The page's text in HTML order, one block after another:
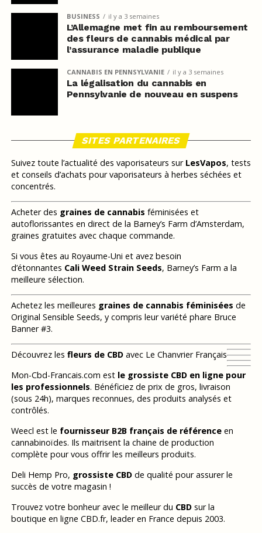
BUSINESS il y a 3 semaines
L’Allemagne met fin au remboursement
des fleurs de cannabis médical par
l’assurance maladie publique
CANNABIS EN PENNSYLVANIE il y a 3 semaines
La légalisation du cannabis en
Pennsylvanie de nouveau en suspens
SITES PARTENAIRES
Suivez toute l’actualité des vaporisateurs sur LesVapos, tests
et conseils d’achats pour vaporisateurs à herbes séchées et
concentrés.
Acheter des graines de cannabis féminisées et
autoflorissantes en direct de la Barney’s Farm d’Amsterdam,
graines gratuites avec chaque commande.
Si vous êtes au Royaume-Uni et avez besoin
d’étonnantes Cali Weed Strain Seeds, Barney’s Farm a la
meilleure sélection.
Achetez les meilleures graines de cannabis féminisées de
Original Sensible Seeds, y compris leur variété phare Bruce
Banner #3.
Découvrez les fleurs de CBDavec Le Chanvrier Français
Mon-Cbd-Francais.com est le grossiste CBD en ligne pour
les professionnels. Bénéficiez de prix de gros, livraison
(sous 24h), marques reconnues, des produits analysés et
contrôlés.
Weecl est le fournisseur B2B français de référenceen
cannabinoïdes. Ils maitrisent la chaine de production
complète pour vous offrir les meilleurs produits.
Deli Hemp Pro, grossiste CBDde qualité pour assurer le
succès de votre magasin !
Trouvez votre bonheur avec le meilleur du CBDsur la
boutique en ligne CBD.fr, leader en France depuis 2003.